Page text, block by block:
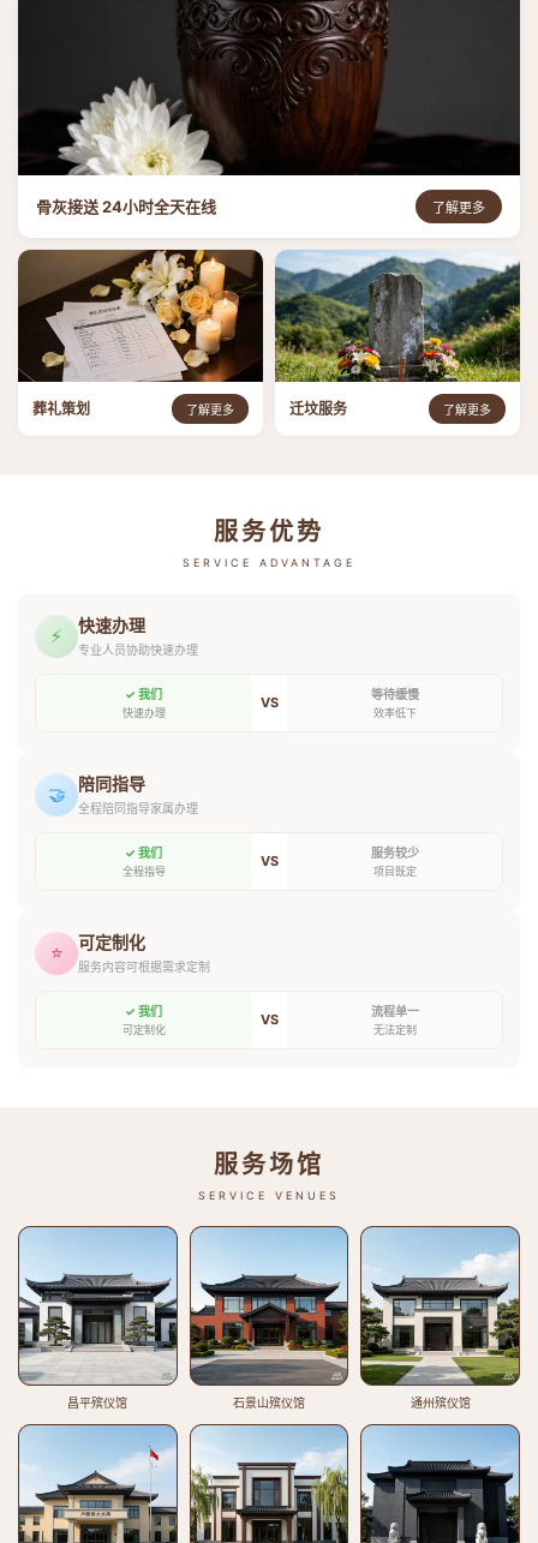
骨灰接送 24小时全天在线 了解更多
葬礼策划 了解更多 迁坟服务 了解更多
服务优势
SERVICE ADVANTAGE
⚡ 快速办理
专业人员协助快速办理
✓ 我们
快速办理
VS 等待缓慢
效率低下
🤝 陪同指导
全程陪同指导家属办理
✓ 我们
全程指导
VS 服务较少
项目既定
⭐ 可定制化
服务内容可根据需求定制
✓ 我们
可定制化
VS 流程单一
无法定制
服务场馆
SERVICE VENUES
昌平殡仪馆 石景山殡仪馆 通州殡仪馆